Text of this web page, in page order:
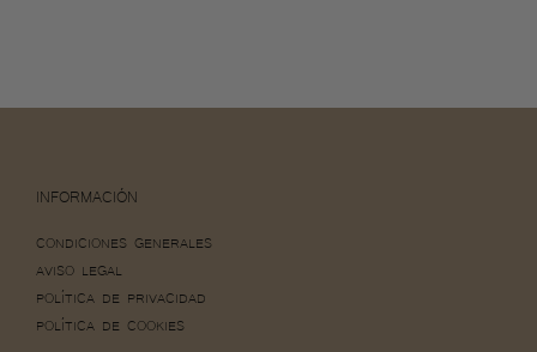
INFORMACIÓN
CONDICIONES GENERALES
AVISO LEGAL
POLÍTICA DE PRIVACIDAD
POLÍTICA DE COOKIES